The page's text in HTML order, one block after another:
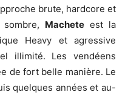
brute, hardcore et
Machete est la
Heavy et agressive
illimité. Les vendéens
de fort belle manière. Le
quelques années et au-